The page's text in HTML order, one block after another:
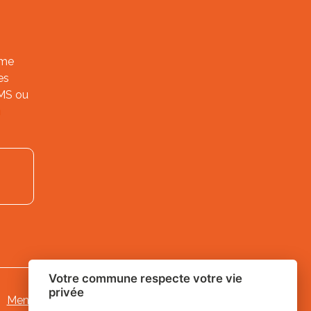
ou
Mentions légales
Votre commune respecte votre vie
privée